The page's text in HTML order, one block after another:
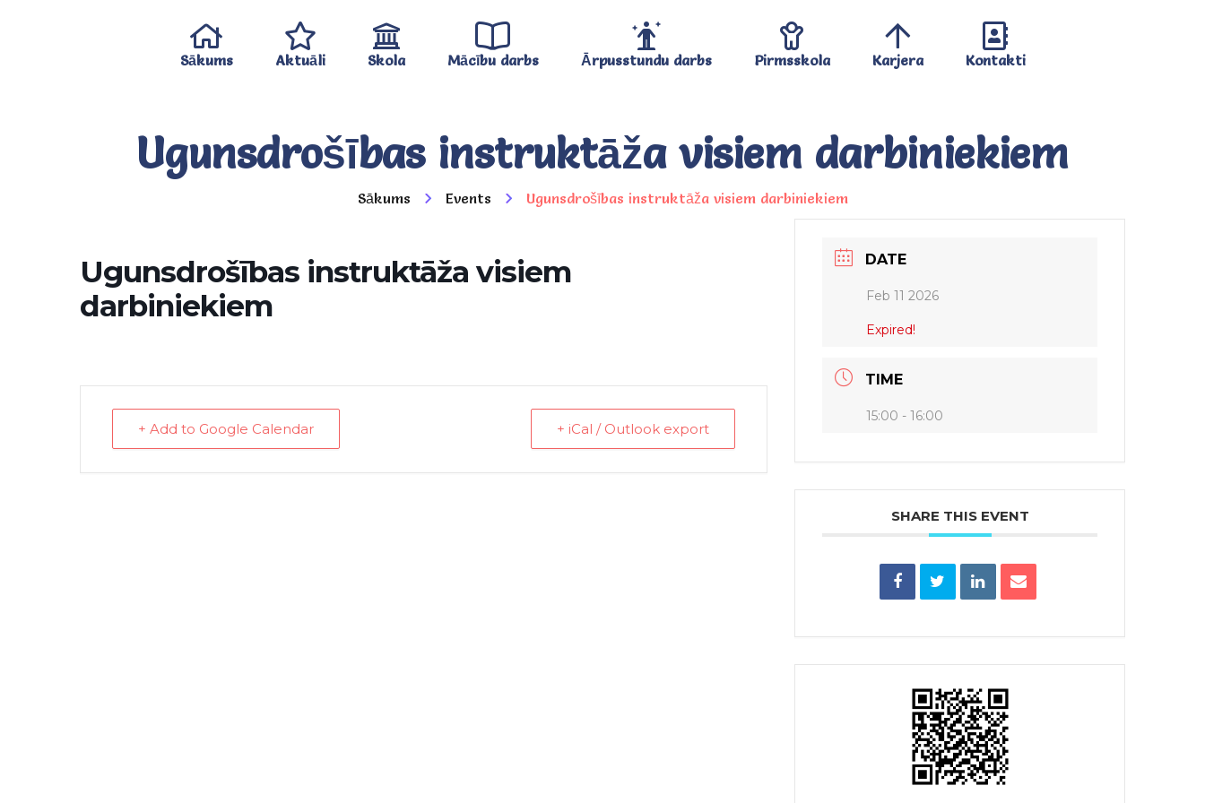
Sākums Aktuāli Skola Mācību darbs Ārpusstundu darbs Pirmsskola Karjera Kontakti
Ugunsdrošības instruktāža visiem darbiniekiem
Sākums Events Ugunsdrošības instruktāža visiem darbiniekiem
Ugunsdrošības instruktāža visiem
darbiniekiem
+ Add to Google Calendar + iCal / Outlook export
DATE
Feb 11 2026
Expired!
TIME
15:00 - 16:00
SHARE THIS EVENT